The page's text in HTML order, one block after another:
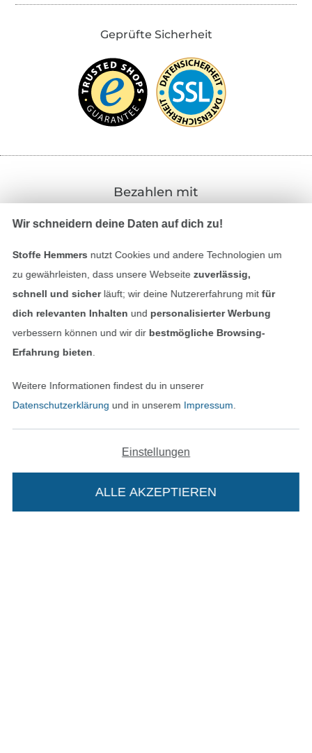
Geprüfte Sicherheit
Bezahlen mit
Unsere Versandpartner
AGB
In den deutschen Shop wechseln (aktuell
Wir schneidern deine Daten auf dich zu!
Stoffe Hemmers nutzt Cookies und andere Technologien um
zu gewährleisten, dass unsere Webseite zuverlässig,
schnell und sicherläuft; wir deine Nutzererfahrung mitfür
dich relevanten Inhalten und personalisierter Werbung
verbessern können und wir dir bestmögliche Browsing-
Erfahrung bieten
Weitere Informationen findest du in unserer
Datenschutzerklärung und in unserem Impressum
Einstellungen
ALLE AKZEPTIEREN